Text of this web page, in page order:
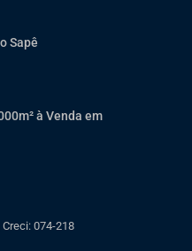
Sapê
à Venda em
074-218